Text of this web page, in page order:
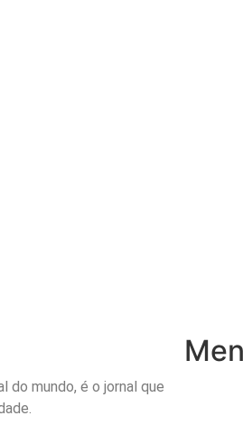
do mundo, é o jornal que